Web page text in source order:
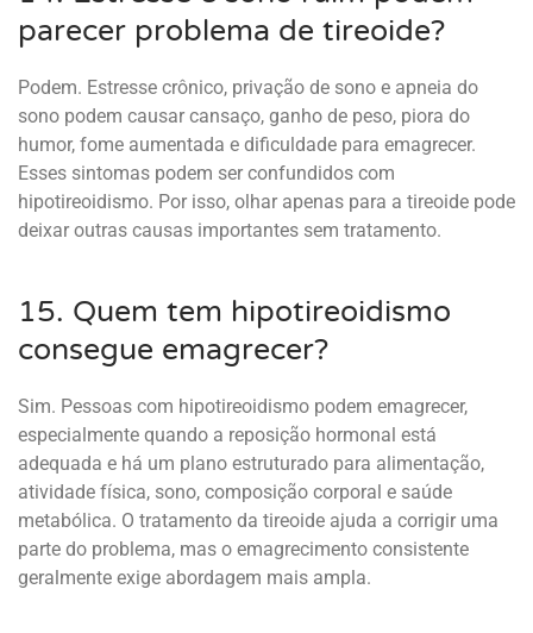
parecer problema de tireoide?
Podem. Estresse crônico, privação de sono e apneia do
sono podem causar cansaço, ganho de peso, piora do
humor, fome aumentada e dificuldade para emagrecer.
Esses sintomas podem ser confundidos com
hipotireoidismo. Por isso, olhar apenas para a tireoide pode
deixar outras causas importantes sem tratamento.
15. Quem tem hipotireoidismo
consegue emagrecer?
Sim. Pessoas com hipotireoidismo podem emagrecer,
especialmente quando a reposição hormonal está
adequada e há um plano estruturado para alimentação,
atividade física, sono, composição corporal e saúde
metabólica. O tratamento da tireoide ajuda a corrigir uma
parte do problema, mas o emagrecimento consistente
geralmente exige abordagem mais ampla.